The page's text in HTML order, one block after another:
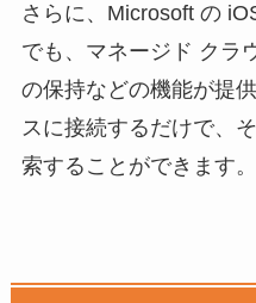
さらに、Microsoft の
でも、マネージド クラ
の保持などの機能が提
スに接続するだけで、
索することができます。